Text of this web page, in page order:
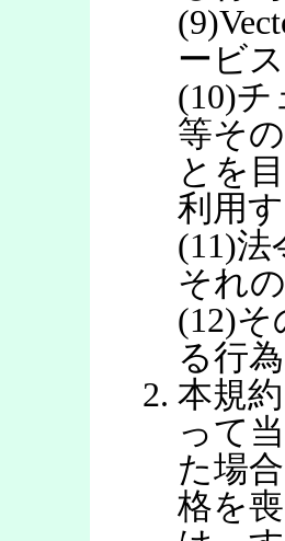
ービ
(10)
等そ
とを
利用
(11)
それ
(12)
る行
本規
って
た場
格を